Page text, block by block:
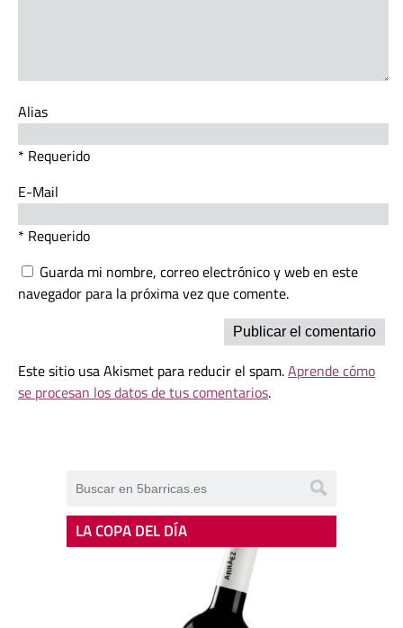
Alias
* Requerido
E-Mail
* Requerido
Guarda mi nombre, correo electrónico y web en este
navegador para la próxima vez que comente.
Este sitio usa Akismet para reducir el spam.Aprende cómo
se procesan los datos de tus comentarios.
LA COPA DEL DÍA